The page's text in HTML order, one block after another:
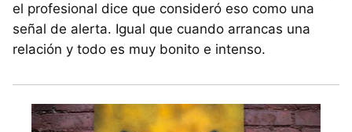
el profesional dice que consideró eso como una
señal de alerta. Igual que cuando arrancas una
relación y todo es muy bonito e intenso.